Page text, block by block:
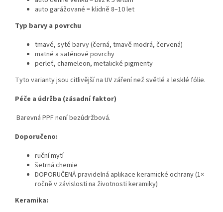
auto garážované = klidně 8–10 let
Typ barvy a povrchu
tmavé, syté barvy (černá, tmavě modrá, červená)
matné a saténové povrchy
perleť, chameleon, metalické pigmenty
Tyto varianty jsou citlivější na UV záření než světlé a lesklé fólie.
Péče a údržba (zásadní faktor)
Barevná PPF není bezúdržbová.
Doporučeno:
ruční mytí
šetrná chemie
DOPORUČENÁ pravidelná aplikace keramické ochrany (1×
ročně v závislosti na životnosti keramiky)
Keramika: